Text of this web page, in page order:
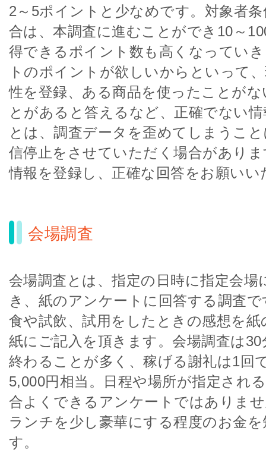
2～5ポイントと少なめです。対象者
合は、本調査に進むことができ10～
得できるポイント数も高くなってい
トのポイントが欲しいからといって
性を登録、ある商品を使ったことが
とがあると答えるなど、正確でない
とは、調査データを歪めてしまうこ
信停止をさせていただく場合があり
情報を登録し、正確な回答をお願いい
会場調査
会場調査とは、指定の日時に指定会場
き、紙のアンケートに回答する調査
食や試飲、試用をしたときの感想を
紙にご記入を頂きます。会場調査は
終わることが多く、稼げる謝礼は1回
5,000円相当。日程や場所が指定され
合よくできるアンケートではありま
ランチを少し豪華にする程度のお金
す。